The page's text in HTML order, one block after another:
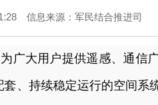
信息来源：军民结合推进司
广大用户提供遥感、通信
、持续稳定运行的空间系